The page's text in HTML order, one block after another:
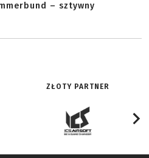
– sztywny
ZŁOTY PARTNER